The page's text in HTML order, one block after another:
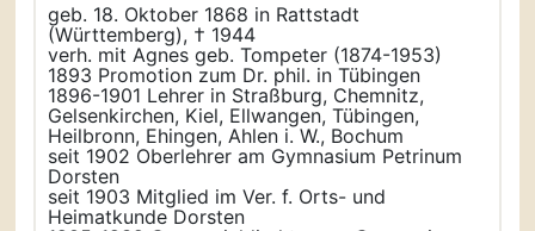
geb. 18. Oktober 1868 in Rattstadt
(Württemberg), † 1944
verh. mit Agnes geb. Tompeter (1874-1953)
1893 Promotion zum Dr. phil. in Tübingen
1896-1901 Lehrer in Straßburg, Chemnitz,
Gelsenkirchen, Kiel, Ellwangen, Tübingen,
Heilbronn, Ehingen, Ahlen i. W., Bochum
seit 1902 Oberlehrer am Gymnasium Petrinum
Dorsten
seit 1903 Mitglied im Ver. f. Orts- und
Heimatkunde Dorsten